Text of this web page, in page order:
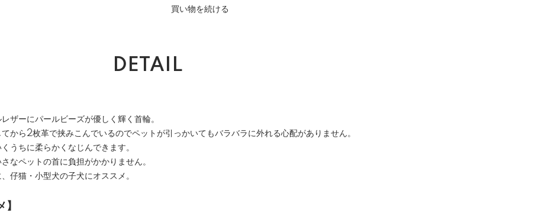
買い物を続ける
DETAIL
ザーにパールビーズが優しく輝く首輪。
から2枚革で挟みこんでいるのでペットが引っかいてもバラバラに外れる心配がありません。
うちに柔らかくなじんできます。
なペットの首に負担がかかりません。
仔猫・小型犬の子犬にオススメ。